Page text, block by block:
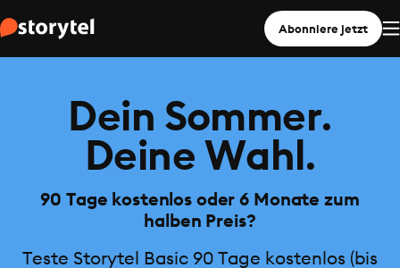
Abonniere jetzt
Dein Sommer.
Deine Wahl.
90 Tage kostenlos oder 6 Monate zum
halben Preis?
Teste Storytel Basic 90 Tage kostenlos (bis